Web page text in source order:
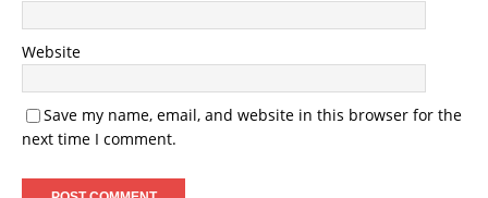
Website
Save my name, email, and website in this browser for the
next time I comment.